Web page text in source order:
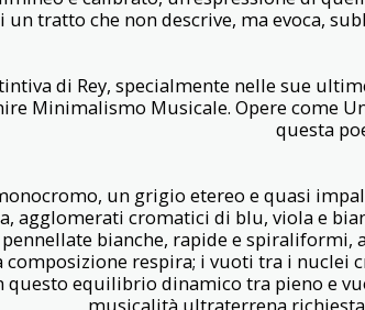
un tratto che non descrive, ma evoca,
di Rey, specialmente nelle sue
Minimalismo Musicale. Opere come
questa
un grigio etereo e quasi
agglomerati cromatici di blu, viola e
bianche, rapide e
composizione respira; i vuoti tra i
questo equilibrio dinamico tra pieno e
musicalità ultraterrena